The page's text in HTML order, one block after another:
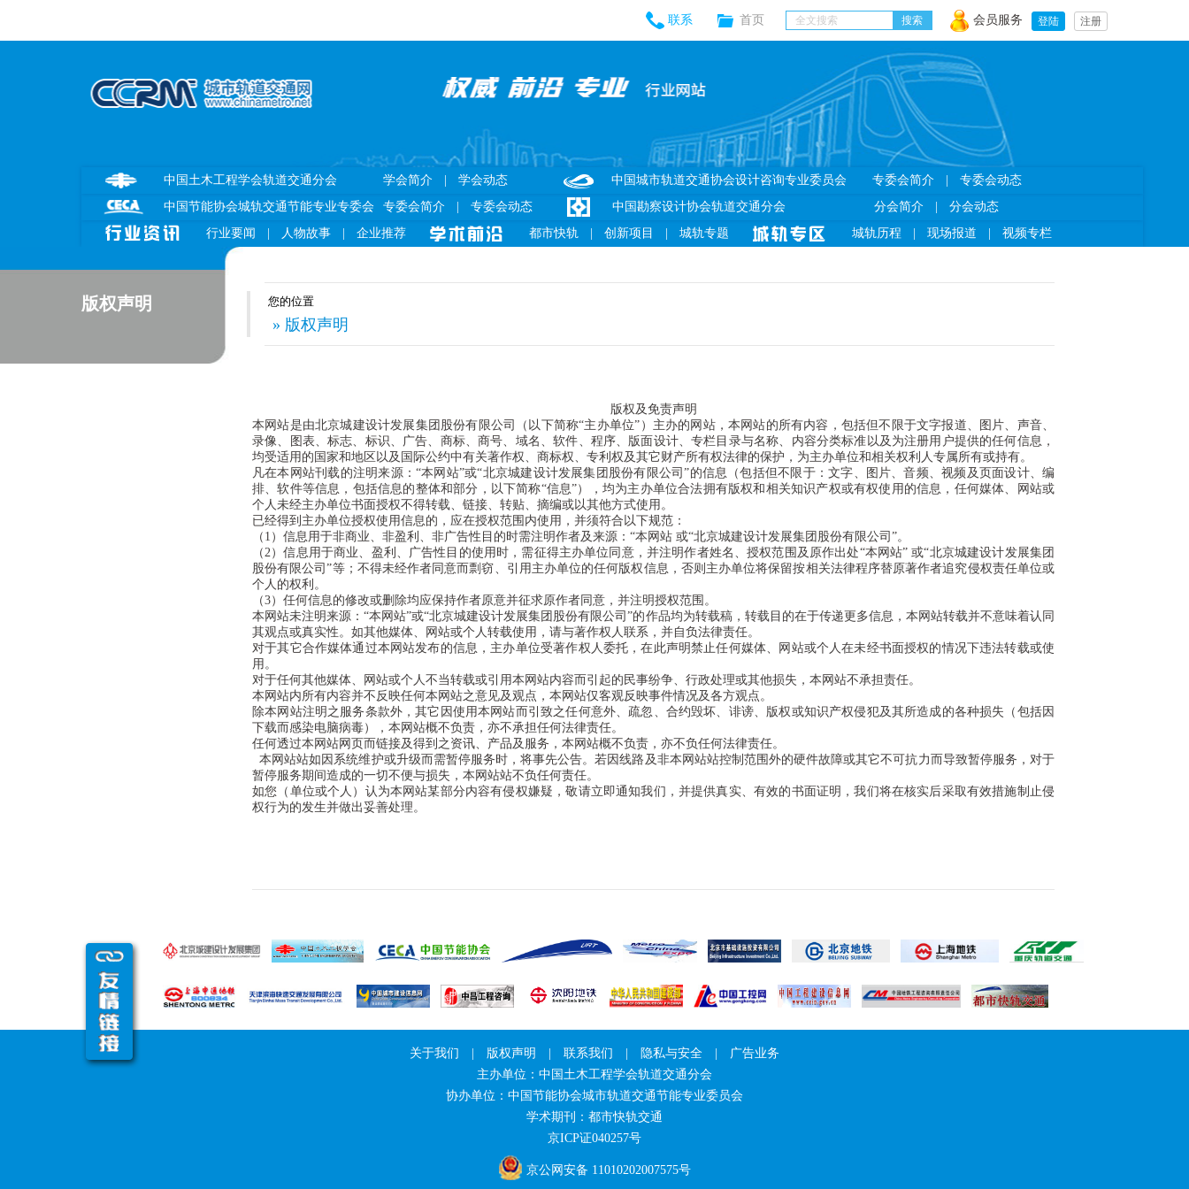
联系 首页 会员服务 登陆 注册
行业要闻 人物故事 企业推荐 都市快轨 创新项目 城轨专题 城轨历程 现场报道 视频专栏
中国节能协会城轨交通节能专业专委会 专委会简介 专委会动态 中国勘察设计协会轨道交通分会 分会简介 分会动态
中国土木工程学会轨道交通分会 学会简介 学会动态 中国城市轨道交通协会设计咨询专业委员会 专委会简介 专委会动态
版权声明 您的位置
» 版权声明
版权及免责声明
本网站是由北京城建设计发展集团股份有限公司（以下简称“主办单位”）主办的网站，本网站的所有内容，包括但不限于文字报道、图片、声音、
录像、图表、标志、标识、广告、商标、商号、域名、软件、程序、版面设计、专栏目录与名称、内容分类标准以及为注册用户提供的任何信息，
均受适用的国家和地区以及国际公约中有关著作权、商标权、专利权及其它财产所有权法律的保护，为主办单位和相关权利人专属所有或持有。
凡在本网站刊载的注明来源：“本网站”或“北京城建设计发展集团股份有限公司”的信息（包括但不限于：文字、图片、音频、视频及页面设计、编
排、软件等信息，包括信息的整体和部分，以下简称“信息”），均为主办单位合法拥有版权和相关知识产权或有权使用的信息，任何媒体、网站或
个人未经主办单位书面授权不得转载、链接、转贴、摘编或以其他方式使用。
已经得到主办单位授权使用信息的，应在授权范围内使用，并须符合以下规范：
（1）信息用于非商业、非盈利、非广告性目的时需注明作者及来源：“本网站 或“北京城建设计发展集团股份有限公司”。
（2）信息用于商业、盈利、广告性目的使用时，需征得主办单位同意，并注明作者姓名、授权范围及原作出处“本网站” 或“北京城建设计发展集团
股份有限公司”等；不得未经作者同意而剽窃、引用主办单位的任何版权信息，否则主办单位将保留按相关法律程序替原著作者追究侵权责任单位或
个人的权利。
（3）任何信息的修改或删除均应保持作者原意并征求原作者同意，并注明授权范围。
本网站未注明来源：“本网站”或“北京城建设计发展集团股份有限公司”的作品均为转载稿，转载目的在于传递更多信息，本网站转载并不意味着认同
其观点或真实性。如其他媒体、网站或个人转载使用，请与著作权人联系，并自负法律责任。
对于其它合作媒体通过本网站发布的信息，主办单位受著作权人委托，在此声明禁止任何媒体、网站或个人在未经书面授权的情况下违法转载或使
用。
对于任何其他媒体、网站或个人不当转载或引用本网站内容而引起的民事纷争、行政处理或其他损失，本网站不承担责任。
本网站内所有内容并不反映任何本网站之意见及观点，本网站仅客观反映事件情况及各方观点。
除本网站注明之服务条款外，其它因使用本网站而引致之任何意外、疏忽、合约毁坏、诽谤、版权或知识产权侵犯及其所造成的各种损失（包括因
下载而感染电脑病毒），本网站概不负责，亦不承担任何法律责任。
任何透过本网站网页而链接及得到之资讯、产品及服务，本网站概不负责，亦不负任何法律责任。
本网站站如因系统维护或升级而需暂停服务时，将事先公告。若因线路及非本网站站控制范围外的硬件故障或其它不可抗力而导致暂停服务，对于
暂停服务期间造成的一切不便与损失，本网站站不负任何责任。
如您（单位或个人）认为本网站某部分内容有侵权嫌疑，敬请立即通知我们，并提供真实、有效的书面证明，我们将在核实后采取有效措施制止侵
权行为的发生并做出妥善处理。
关于我们 版权声明 联系我们 隐私与安全
广告业务
主办单位：中国土木工程学会轨道交通分会
协办单位：中国节能协会城市轨道交通节能专业委员会
学术期刊：都市快轨交通
京ICP证040257号
京公网安备 11010202007575号